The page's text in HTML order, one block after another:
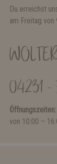
Du erreichst
am Freitag von
04231 -
Öffnungszeiten:
von 10:00 –